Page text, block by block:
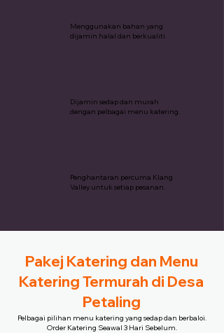
Menggunakan bahan yang
dijamin halal dan berkualiti.
Dijamin sedap dan murah
dengan pelbagai menu katering.
Penghantaran percuma Klang
Valley untuk setiap pesanan.
Pakej Katering dan Menu
Katering Termurah di Desa
Petaling
Pelbagai pilihan menu katering yang sedap dan berbaloi.
Order Katering Seawal 3 Hari Sebelum.